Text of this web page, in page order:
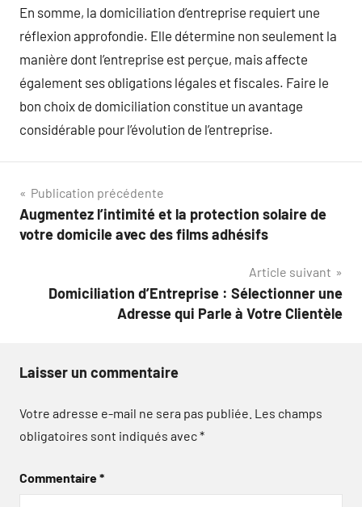
En somme, la domiciliation d’entreprise requiert une
réflexion approfondie. Elle détermine non seulement la
manière dont l’entreprise est perçue, mais affecte
également ses obligations légales et fiscales. Faire le
bon choix de domiciliation constitue un avantage
considérable pour l’évolution de l’entreprise.
Navigation
de
Publication précédente
Augmentez l’intimité et la protection solaire de
votre domicile avec des films adhésifs
Article suivant
Domiciliation d’Entreprise : Sélectionner une
Adresse qui Parle à Votre Clientèle
Laisser un commentaire
Votre adresse e-mail ne sera pas publiée. Les champs
obligatoires sont indiqués avec*
Commentaire*